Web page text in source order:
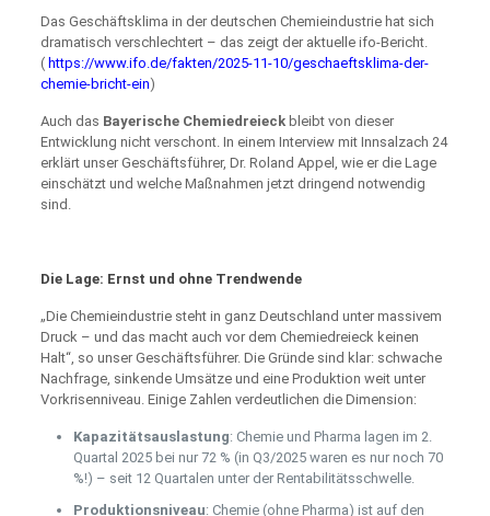
Das Geschäftsklima in der deutschen Chemieindustrie hat sich
dramatisch verschlechtert – das zeigt der aktuelle ifo-Bericht.
( https://www.ifo.de/fakten/2025-11-10/geschaeftsklima-der-
chemie-bricht-ein)
Auch das Bayerische Chemiedreieck bleibt von dieser
Entwicklung nicht verschont. In einem Interview mit Innsalzach 24
erklärt unser Geschäftsführer, Dr. Roland Appel, wie er die Lage
einschätzt und welche Maßnahmen jetzt dringend notwendig
sind.
Die Lage: Ernst und ohne Trendwende
„Die Chemieindustrie steht in ganz Deutschland unter massivem
Druck – und das macht auch vor dem Chemiedreieck keinen
Halt“, so unser Geschäftsführer. Die Gründe sind klar: schwache
Nachfrage, sinkende Umsätze und eine Produktion weit unter
Vorkrisenniveau. Einige Zahlen verdeutlichen die Dimension:
Kapazitätsauslastung: Chemie und Pharma lagen im 2.
Quartal 2025 bei nur 72 % (in Q3/2025 waren es nur noch 70
%!) – seit 12 Quartalen unter der Rentabilitätsschwelle.
Produktionsniveau: Chemie (ohne Pharma) ist auf den